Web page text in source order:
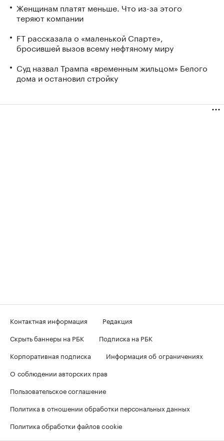
Женщинам платят меньше. Что из-за этого
теряют компании
FT рассказала о «маленькой Спарте»,
бросившей вызов всему нефтяному миру
Суд назвал Трампа «временным жильцом» Белого
дома и остановил стройку
Контактная информация
Редакция
Скрыть баннеры на РБК
Подписка на РБК
Корпоративная подписка
Информация об ограничениях
О соблюдении авторских прав
Пользовательское соглашение
Политика в отношении обработки персональных данных
Политика обработки файлов cookie